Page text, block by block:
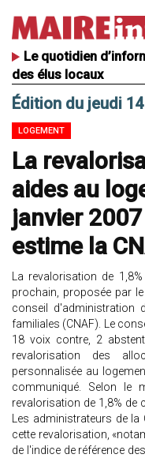
Le quotidien
des élus locaux
Édition du jeudi
LOGEMENT
La
aides au
janvier
estime la
La revalorisation de
prochain, proposée par
conseil d'administration
familiales (CNAF). Le
18 voix contre, 2
revalorisation des
personnalisée au
communiqué. Selon le
revalorisation de 1,8% de
Les administrateurs de la
cette revalorisation,
de l'indice de référence